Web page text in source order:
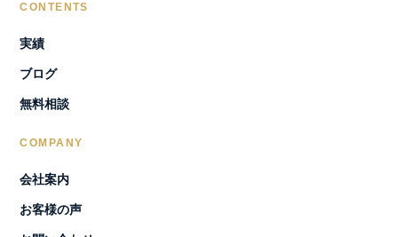
CONTENTS
実績
ブログ
無料相談
COMPANY
会社案内
お客様の声